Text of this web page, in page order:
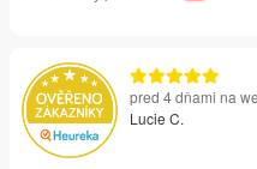
pred 4 dňami na
Lucie C.